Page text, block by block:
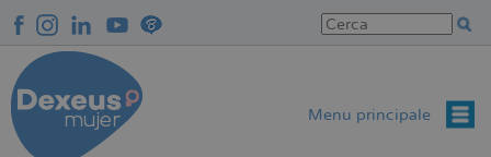
contenuto
principale
Menu principale